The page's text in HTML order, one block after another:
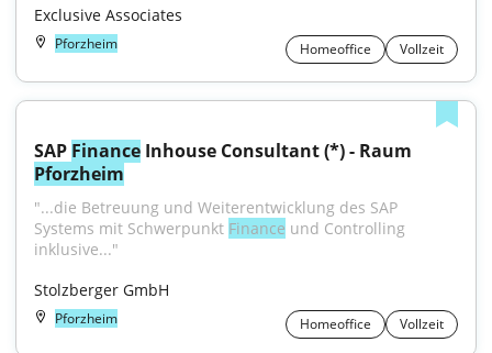
Exclusive Associates
Pforzheim Homeoffice Vollzeit
SAP Finance
Pforzheim
"...die Betreuung und Weiterentwicklung des SAP
Systems mit Schwerpunkt Finance und Controlling
inklusive..."
Stolzberger GmbH
Pforzheim Homeoffice Vollzeit